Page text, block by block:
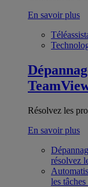
En savoir plus
Résolvez les
En savoir plus
résolvez
les